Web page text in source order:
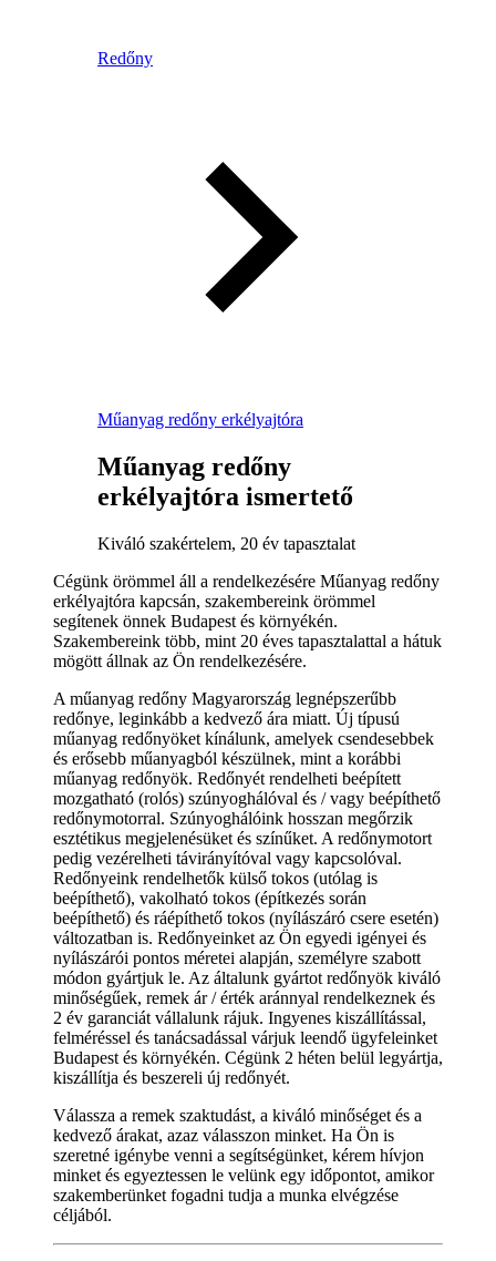
Redőny
Műanyag redőny erkélyajtóra
Műanyag redőny
erkélyajtóra ismertető
Kiváló szakértelem, 20 év tapasztalat
Cégünk örömmel áll a rendelkezésére Műanyag redőny
erkélyajtóra kapcsán, szakembereink örömmel
segítenek önnek Budapest és környékén.
Szakembereink több, mint 20 éves tapasztalattal a hátuk
mögött állnak az Ön rendelkezésére.
A műanyag redőny Magyarország legnépszerűbb
redőnye, leginkább a kedvező ára miatt. Új típusú
műanyag redőnyöket kínálunk, amelyek csendesebbek
és erősebb műanyagból készülnek, mint a korábbi
műanyag redőnyök. Redőnyét rendelheti beépített
mozgatható (rolós) szúnyoghálóval és / vagy beépíthető
redőnymotorral. Szúnyoghálóink hosszan megőrzik
esztétikus megjelenésüket és színűket. A redőnymotort
pedig vezérelheti távirányítóval vagy kapcsolóval.
Redőnyeink rendelhetők külső tokos (utólag is
beépíthető), vakolható tokos (építkezés során
beépíthető) és ráépíthető tokos (nyílászáró csere esetén)
változatban is. Redőnyeinket az Ön egyedi igényei és
nyílászárói pontos méretei alapján, személyre szabott
módon gyártjuk le. Az általunk gyártot redőnyök kiváló
minőségűek, remek ár / érték aránnyal rendelkeznek és
2 év garanciát vállalunk rájuk. Ingyenes kiszállítással,
felméréssel és tanácsadással várjuk leendő ügyfeleinket
Budapest és környékén. Cégünk 2 héten belül legyártja,
kiszállítja és beszereli új redőnyét.
Válassza a remek szaktudást, a kiváló minőséget és a
kedvező árakat, azaz válasszon minket. Ha Ön is
szeretné igénybe venni a segítségünket, kérem hívjon
minket és egyeztessen le velünk egy időpontot, amikor
szakemberünket fogadni tudja a munka elvégzése
céljából.